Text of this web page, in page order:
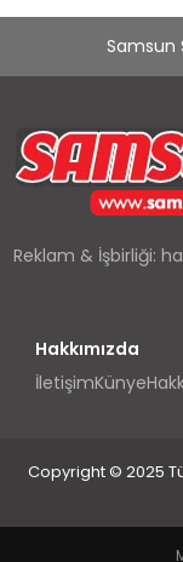
Samsun
Reklam & İşbirliği:
Hakkımızda
İletişimKünye
Copyright © 2025